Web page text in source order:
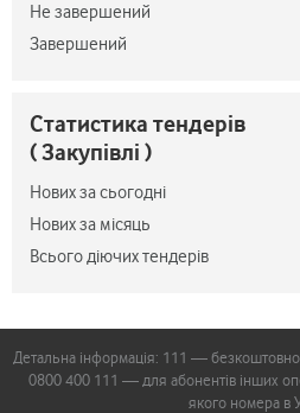
Не завершений
Завершений
Статистика тендерів
( Закупівлі )
Нових за сьогодні
Нових за місяць
Всього діючих тендерів
Детальна інформація: 111 — безкоштовно
0800 400 111 — для абонентів інших
якого номера в